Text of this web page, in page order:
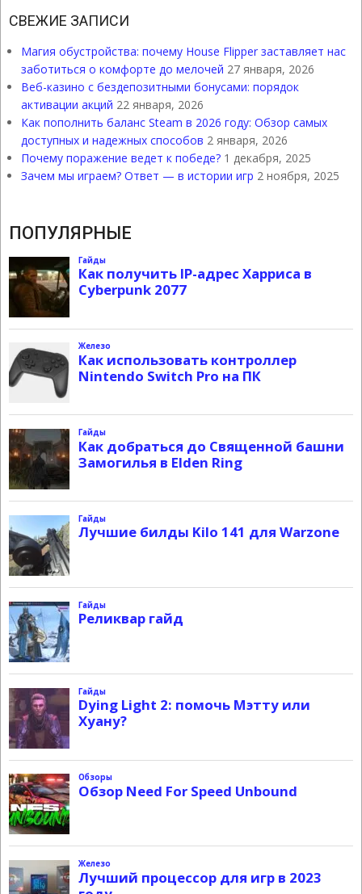
СВЕЖИЕ ЗАПИСИ
Магия обустройства: почему House Flipper заставляет нас
заботиться о комфорте до мелочей 27 января, 2026
Веб-казино с бездепозитными бонусами: порядок
активации акций 22 января, 2026
Как пополнить баланс Steam в 2026 году: Обзор самых
доступных и надежных способов 2 января, 2026
Почему поражение ведет к победе? 1 декабря, 2025
Зачем мы играем? Ответ — в истории игр 2 ноября, 2025
ПОПУЛЯРНЫЕ